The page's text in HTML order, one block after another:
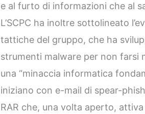
e al furto di informazioni che al
L’SCPC ha inoltre sottolineato
tattiche del gruppo, che ha
strumenti malware per non farsi
una “minaccia informatica
iniziano con e-mail di spear-
RAR che, una volta aperto,